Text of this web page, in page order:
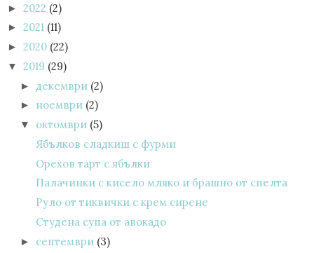
► 2022 (2)
► 2021 (11)
► 2020 (22)
▼ 2019 (29)
► декември (2)
► ноември (2)
▼ октомври (5)
Ябълков сладкиш с фурми
Орехов тарт с ябълки
Палачинки с кисело мляко и брашно от спелта
Руло от тиквички с крем сирене
Студена супа от авокадо
► септември (3)